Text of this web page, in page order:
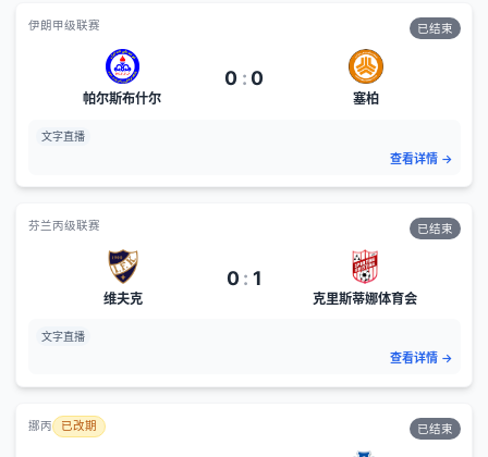
伊朗甲级联赛 已结束
帕尔斯布什尔
0 : 0
塞柏
文字直播
查看详情→
芬兰丙级联赛 已结束
维夫克
0 : 1
克里斯蒂娜体育会
文字直播
查看详情→
挪丙 已改期 已结束